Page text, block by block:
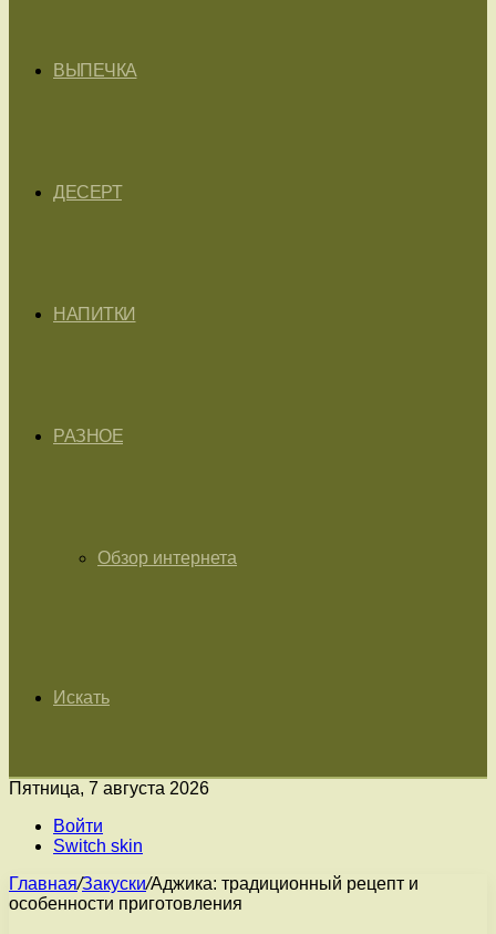
ВЫПЕЧКА
ДЕСЕРТ
НАПИТКИ
РАЗНОЕ
Обзор интернета
Искать
Пятница, 7 августа 2026
Войти
Switch skin
Главная/Закуски/Аджика: традиционный рецепт и
особенности приготовления